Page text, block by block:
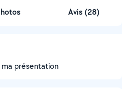
Avis (28)
ma présentation